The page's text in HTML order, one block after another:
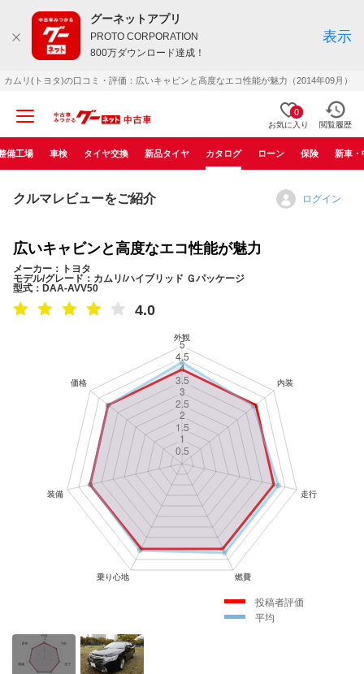
グーネットアプリ
PROTO CORPORATION
800万ダウンロード達成！
表示
カムリ(トヨタ)の口コミ・評価：広いキャビンと高度なエコ性能が魅力（2014年09月）
0
お気に入り 閲覧履歴
備工場 車検 タイヤ交換 新品タイヤ カタログ ローン 保険 新車・
クルマレビューをご紹介 ログイン
広いキャビンと高度なエコ性能が魅力
メーカー：トヨタ
モデル/グレード：カムリ/ハイブリッド Ｇパッケージ
型式：DAA-AVV50
4.0
投稿者評価
平均